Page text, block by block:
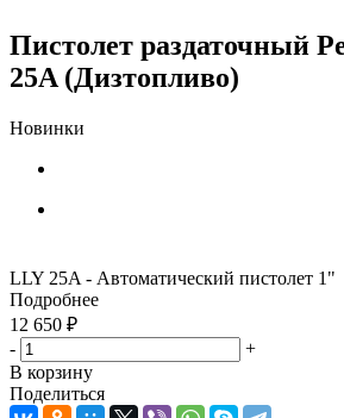
Пистолет раздаточный
25A (Дизтопливо)
Новинки
LLY 25A - Автоматический пистолет 1"
Подробнее
12 650 ₽
-
+
В корзину
Поделиться